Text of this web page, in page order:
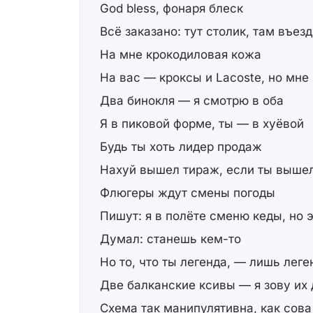
God bless, фонаря блеск
Всё заказано: тут столик, там въезд
На мне крокодиловая кожа
На вас — кроксы и Lacoste, но мне
Два бинокля — я смотрю в оба
Я в пиковой форме, ты — в хуёвой
Будь ты хоть лидер продаж
Нахуй вышел тираж, если ты
Флюгеры ждут смены погоды
Пишут: я в полёте сменю кеды, но
Думал: станешь кем-то
Но то, что ты легенда, — лишь
Две балканские ксивы — я зову их
Схема так манипулятивна, как